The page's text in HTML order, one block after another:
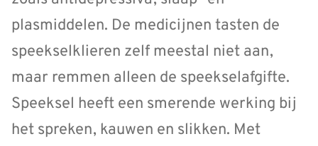
plasmiddelen. De medicijnen tasten de
speekselklieren zelf meestal niet aan,
maar remmen alleen de speekselafgifte.
Speeksel heeft een smerende werking bij
het spreken, kauwen en slikken. Met